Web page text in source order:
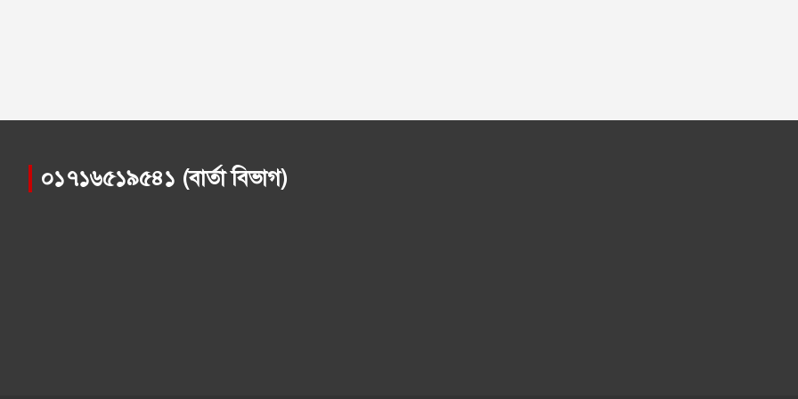
০১৭১৬৫১৯৫৪১ (বার্তা বিভাগ)